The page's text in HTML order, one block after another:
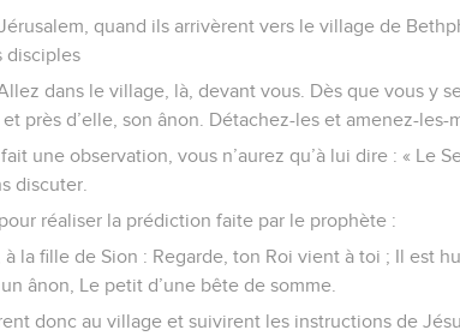
quand ils arrivèrent vers le village de
disciples
dans le village, là, devant vous. Dès que vous y
près d’elle, son ânon. Détachez-les et amenez-les-
une observation, vous n’aurez qu’à lui dire : « Le
discuter.
réaliser la prédiction faite par le prophète :
à la fille de Sion : Regarde, ton Roi vient à toi ; Il est
ânon, Le petit d’une bête de somme.
donc au village et suivirent les instructions de